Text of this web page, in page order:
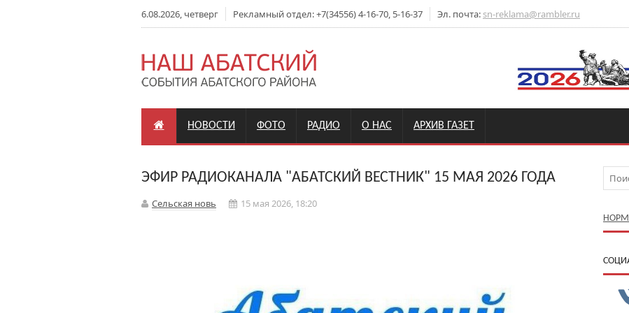
6.08.2026, четверг Рекламный отдел: +7(34556) 4-16-70, 5-16-37 Эл. почта: sn-reklama@rambler.ru
НОВОСТИ ФОТО РАДИО О НАС АРХИВ ГАЗЕТ
ЭФИР РАДИОКАНАЛА "АБАТСКИЙ ВЕСТНИК" 15 МАЯ 2026 ГОДА
Сельская новь 15 мая 2026, 18:20